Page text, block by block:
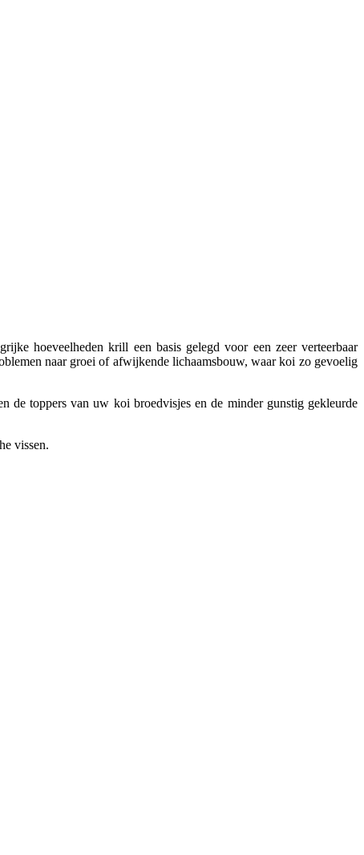
hoeveelheden krill een basis gelegd voor een zeer verteerbaar
naar groei of afwijkende lichaamsbouw, waar koi zo gevoelig
de toppers van uw koi broedvisjes en de minder gunstig gekleurde
vissen.